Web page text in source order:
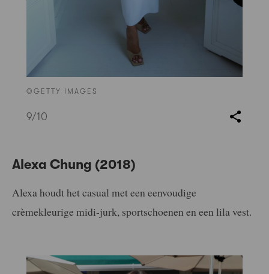
©GETTY IMAGES
9/10
Alexa Chung (2018)
Alexa houdt het casual met een eenvoudige
crèmekleurige midi-jurk, sportschoenen en een lila vest.